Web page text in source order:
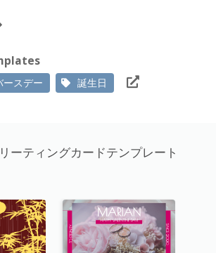
ースデー 誕生日
ーティングカードテンプレート